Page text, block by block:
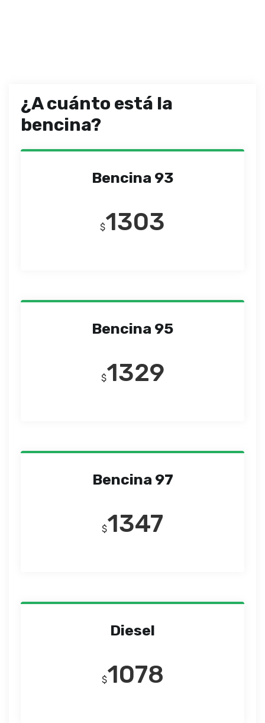
¿A cuánto está la
bencina?
Bencina 93
$1303
Bencina 95
$1329
Bencina 97
$1347
Diesel
$1078